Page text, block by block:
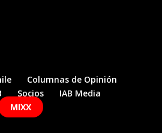
Columnas de Opinión
Socios
IAB Media
MIXX